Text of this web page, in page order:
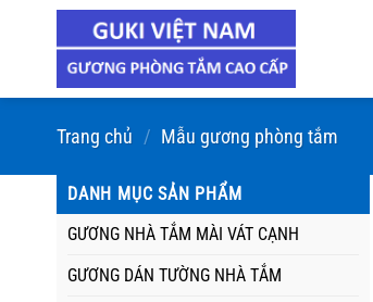
dung
Trang chủ / Mẫu gương phòng tắm
DANH MỤC SẢN PHẨM
GƯƠNG NHÀ TẮM MÀI VÁT CẠNH
GƯƠNG DÁN TƯỜNG NHÀ TẮM